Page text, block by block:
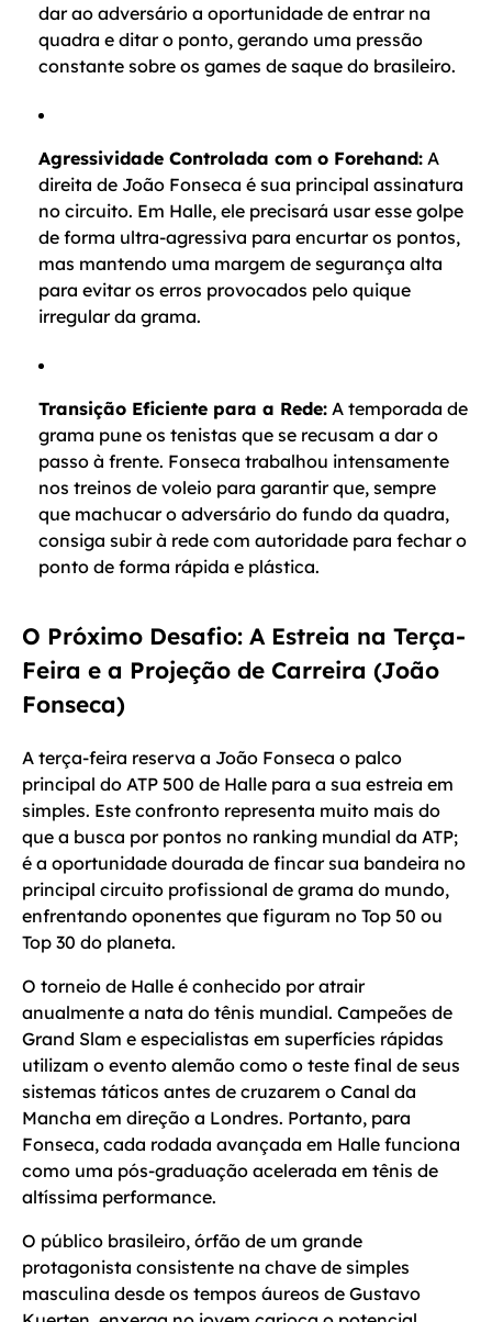
dar ao adversário a oportunidade de entrar na
quadra e ditar o ponto, gerando uma pressão
constante sobre os games de saque do brasileiro.
Agressividade Controlada com o Forehand: A
direita de João Fonseca é sua principal assinatura
no circuito. Em Halle, ele precisará usar esse golpe
de forma ultra-agressiva para encurtar os pontos,
mas mantendo uma margem de segurança alta
para evitar os erros provocados pelo quique
irregular da grama.
Transição Eficiente para a Rede: A temporada de
grama pune os tenistas que se recusam a dar o
passo à frente. Fonseca trabalhou intensamente
nos treinos de voleio para garantir que, sempre
que machucar o adversário do fundo da quadra,
consiga subir à rede com autoridade para fechar o
ponto de forma rápida e plástica.
O Próximo Desafio: A Estreia na Terça-
Feira e a Projeção de Carreira (João
Fonseca)
A terça-feira reserva a João Fonseca o palco
principal do ATP 500 de Halle para a sua estreia em
simples. Este confronto representa muito mais do
que a busca por pontos no ranking mundial da ATP;
é a oportunidade dourada de fincar sua bandeira no
principal circuito profissional de grama do mundo,
enfrentando oponentes que figuram no Top 50 ou
Top 30 do planeta.
O torneio de Halle é conhecido por atrair
anualmente a nata do tênis mundial. Campeões de
Grand Slam e especialistas em superfícies rápidas
utilizam o evento alemão como o teste final de seus
sistemas táticos antes de cruzarem o Canal da
Mancha em direção a Londres. Portanto, para
Fonseca, cada rodada avançada em Halle funciona
como uma pós-graduação acelerada em tênis de
altíssima performance.
O público brasileiro, órfão de um grande
protagonista consistente na chave de simples
masculina desde os tempos áureos de Gustavo